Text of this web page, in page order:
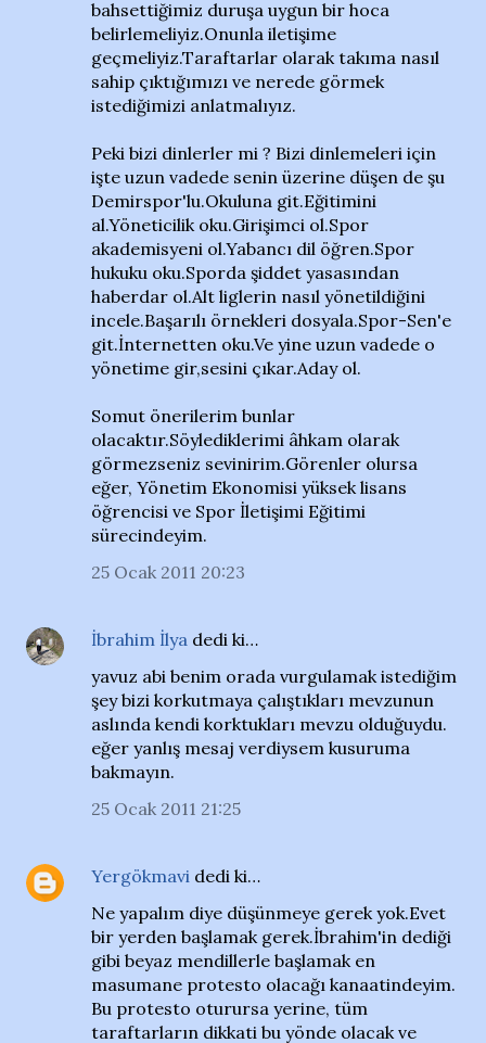
bahsettiğimiz duruşa uygun bir hoca
belirlemeliyiz.Onunla iletişime
geçmeliyiz.Taraftarlar olarak takıma nasıl
sahip çıktığımızı ve nerede görmek
istediğimizi anlatmalıyız.
Peki bizi dinlerler mi ? Bizi dinlemeleri için
işte uzun vadede senin üzerine düşen de şu
Demirspor'lu.Okuluna git.Eğitimini
al.Yöneticilik oku.Girişimci ol.Spor
akademisyeni ol.Yabancı dil öğren.Spor
hukuku oku.Sporda şiddet yasasından
haberdar ol.Alt liglerin nasıl yönetildiğini
incele.Başarılı örnekleri dosyala.Spor-Sen'e
git.İnternetten oku.Ve yine uzun vadede o
yönetime gir,sesini çıkar.Aday ol.
Somut önerilerim bunlar
olacaktır.Söylediklerimi âhkam olarak
görmezseniz sevinirim.Görenler olursa
eğer, Yönetim Ekonomisi yüksek lisans
öğrencisi ve Spor İletişimi Eğitimi
sürecindeyim.
25 Ocak 2011 20:23
İbrahim İlya dedi ki…
yavuz abi benim orada vurgulamak istediğim
şey bizi korkutmaya çalıştıkları mevzunun
aslında kendi korktukları mevzu olduğuydu.
eğer yanlış mesaj verdiysem kusuruma
bakmayın.
25 Ocak 2011 21:25
Yergökmavi dedi ki…
Ne yapalım diye düşünmeye gerek yok.Evet
bir yerden başlamak gerek.İbrahim'in dediği
gibi beyaz mendillerle başlamak en
masumane protesto olacağı kanaatindeyim.
Bu protesto oturursa yerine, tüm
taraftarların dikkati bu yönde olacak ve